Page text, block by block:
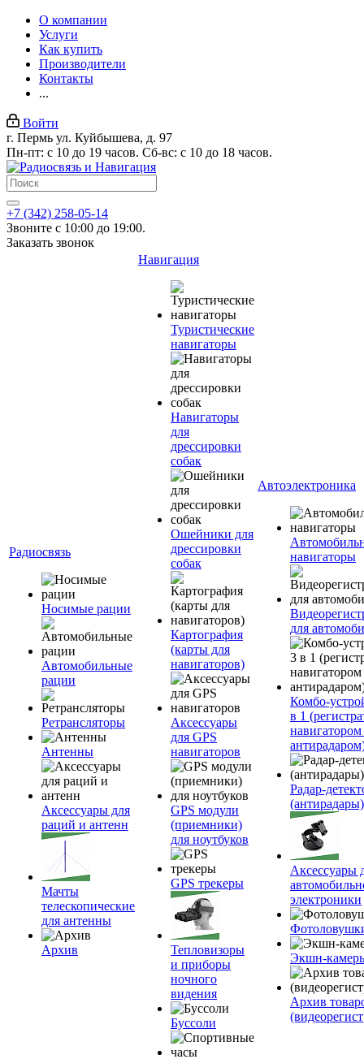
О компании
Услуги
Как купить
Производители
Контакты
...
Войти
г. Пермь ул. Куйбышева, д. 97
Пн-пт: с 10 до 19 часов. Сб-вс: с 10 до 18 часов.
+7 (342) 258-05-14
Звоните с 10:00 до 19:00.
Заказать звонок
Радиосвязь
Носимые рации
Автомобильные
рации
Ретрансляторы
Антенны
Аксессуары для
раций и антенн
Мачты
телескопические
для антенны
Архив
Навигация
Туристические
навигаторы
Навигаторы
для
дрессировки
собак
Ошейники для
дрессировки
собак
Картография
(карты для
навигаторов)
Аксессуары
для GPS
навигаторов
GPS модули
(приемники)
для ноутбуков
GPS трекеры
Тепловизоры
и приборы
ночного
видения
Буссоли
Автоэлектроника
навигаторы
для
Комбо-
в 1
Радар-
(антирадары)
Аксессуары
электроники
Экшн-
Архив